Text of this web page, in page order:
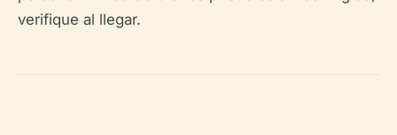
verifique al llegar.